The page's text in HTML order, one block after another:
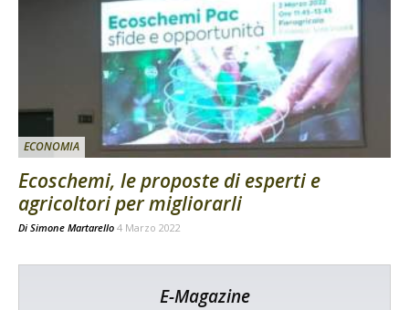
ECONOMIA
Ecoschemi, le proposte di esperti e
agricoltori per migliorarli
Di Simone Martarello 4 Marzo 2022
E-Magazine